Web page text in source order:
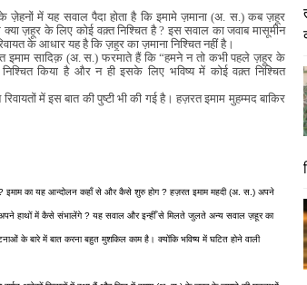
ज़ेहनों में यह सवाल पैदा होता है कि इमामे ज़माना (अ. स.) कब ज़हूर
ज़हूर के लिए कोई वक़्त निश्चित है ? इस सवाल का जवाब मासूमीन
के आधार यह है कि ज़हूर का ज़माना निश्चित नहीं है।
इमाम सादिक़ (अ. स.) फरमाते हैं कि “हमने न तो कभी पहले ज़हूर के
किया है और न ही इसके लिए भविष्य में कोई वक़्त निश्चित
में इस बात की पुष्टी भी की गई है। हज़रत इमाम मुहम्मद बाकिर
? इमाम का यह आन्दोलन कहाँ से और कैसे शुरु होग ? हज़रत इमाम महदी (अ. स.) अपने
अपने हाथों में कैसे संभालेंगे ? यह सवाल और इन्हीँ से मिलते जुलते अन्य सवाल ज़हूर का
के बारे में बात करना बहुत मुशकिल काम है। क्योंकि भविष्य में घटित होने वाली